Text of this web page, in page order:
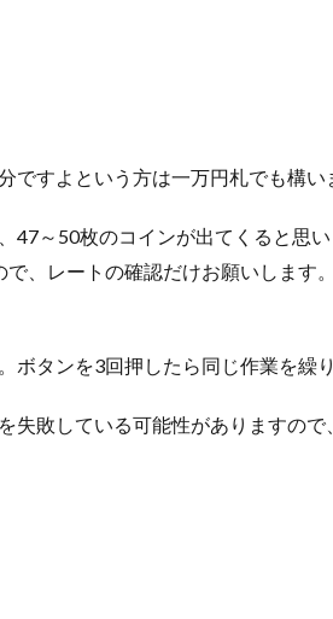
すよという方は一万円札でも構い
47～50枚のコインが出てくると思
、レートの確認だけお願いします
タンを3回押したら同じ作業を繰
敗している可能性がありますので